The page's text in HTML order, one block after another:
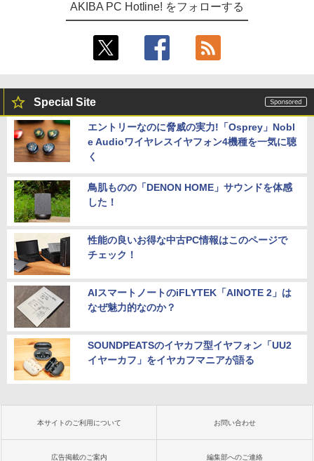
AKIBA PC Hotline! をフォローする
Special Site
エントリーなのに脅威の実力!「Osprey」Nobl
e Audioワイヤレスイヤフォン4機種を一気に聴
く
鳥肌ものの「DENON HOME」サウンドを体感
した！
性能の良いお得な中古PC情報はこのページで
チェック！
AIスマートノートのiFLYTEK「AINOTE 2」は
なぜ魅力的なのか？
SOUNDPEATSのイヤカフ型イヤフォン「UU2
イヤーカフ」をイヤカフマニアが語る
本サイトのご利用について お問い合わせ
広告掲載のご案内 編集部へのご連絡